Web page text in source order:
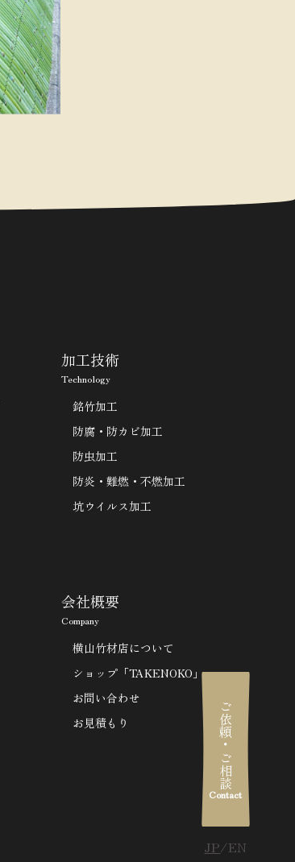
ご依頼・ご相談
Contact
JP EN
加工技術
Technology
銘竹加工
防腐・防カビ加工
防虫加工
防炎・難燃・不燃加工
坑ウイルス加工
会社概要
Company
横山竹材店について
ショップ「TAKENOKO」
お問い合わせ
お見積もり